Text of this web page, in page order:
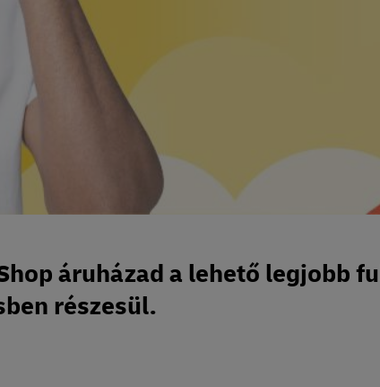
áruházad a lehető legjobb
részesül.